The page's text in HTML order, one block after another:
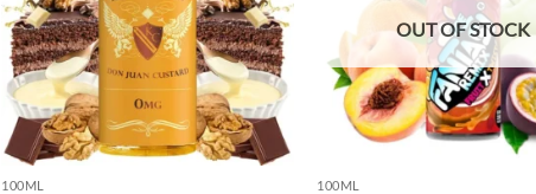
100ML
OUT OF STOCK
100ML